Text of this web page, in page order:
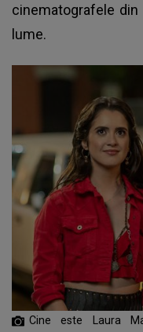
cinematografele
lume.
Cine este Laura